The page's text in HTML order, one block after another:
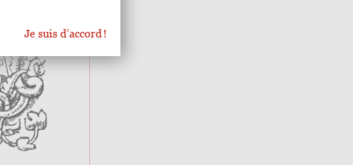
Je suis d’accord !